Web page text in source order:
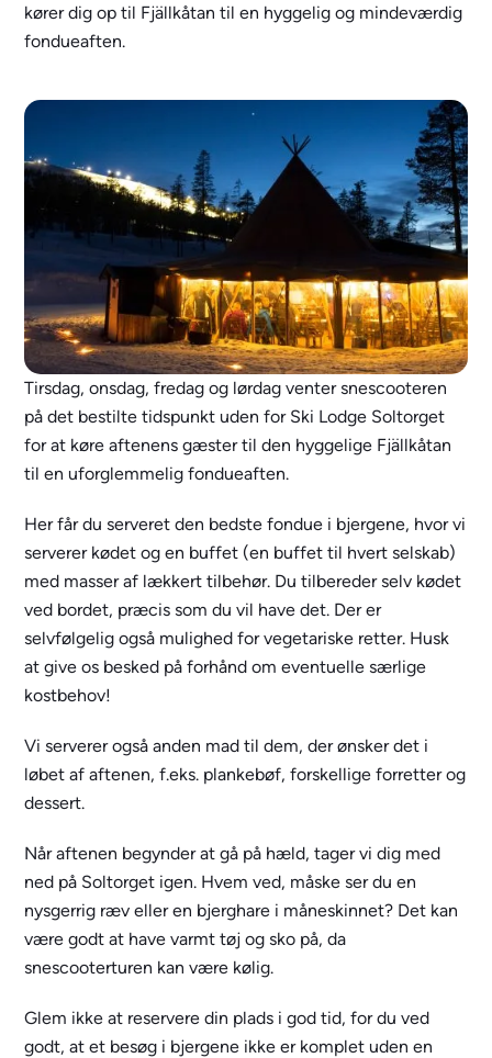
kører dig op til Fjällkåtan til en hyggelig og mindeværdig
fondueaften.
Tirsdag, onsdag, fredag og lørdag venter snescooteren
på det bestilte tidspunkt uden for Ski Lodge Soltorget
for at køre aftenens gæster til den hyggelige Fjällkåtan
til en uforglemmelig fondueaften.
Her får du serveret den bedste fondue i bjergene, hvor vi
serverer kødet og en buffet (en buffet til hvert selskab)
med masser af lækkert tilbehør. Du tilbereder selv kødet
ved bordet, præcis som du vil have det. Der er
selvfølgelig også mulighed for vegetariske retter. Husk
at give os besked på forhånd om eventuelle særlige
kostbehov!
Vi serverer også anden mad til dem, der ønsker det i
løbet af aftenen, f.eks. plankebøf, forskellige forretter og
dessert.
Når aftenen begynder at gå på hæld, tager vi dig med
ned på Soltorget igen. Hvem ved, måske ser du en
nysgerrig ræv eller en bjerghare i måneskinnet? Det kan
være godt at have varmt tøj og sko på, da
snescooterturen kan være kølig.
Glem ikke at reservere din plads i god tid, for du ved
godt, at et besøg i bjergene ikke er komplet uden en